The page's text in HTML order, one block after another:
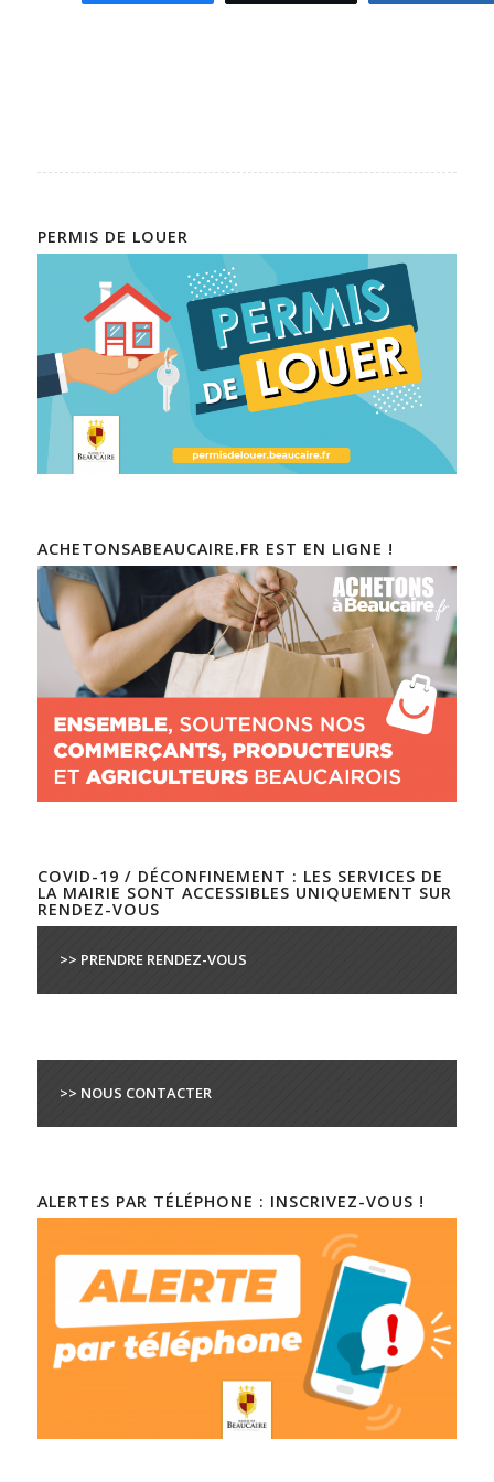
PERMIS DE LOUER
ACHETONSABEAUCAIRE.FR EST EN LIGNE !
COVID-19 / DÉCONFINEMENT : LES SERVICES DE
LA MAIRIE SONT ACCESSIBLES UNIQUEMENT SUR
RENDEZ-VOUS
>> PRENDRE RENDEZ-VOUS
>> NOUS CONTACTER
ALERTES PAR TÉLÉPHONE : INSCRIVEZ-VOUS !